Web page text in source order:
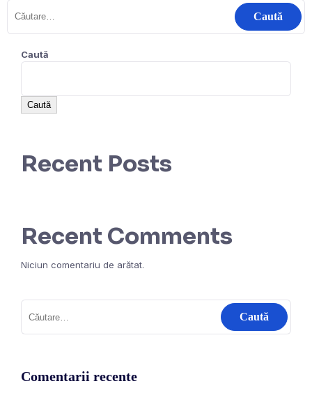
Caută
Caută
Recent Posts
Recent Comments
Niciun comentariu de arătat.
Comentarii recente